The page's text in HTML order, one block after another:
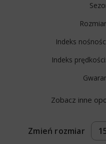
Indeks
Indeks prędkości:
Zobacz inne
Zmień rozmiar